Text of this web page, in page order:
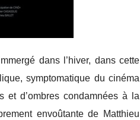
dans l’hiver, dans cette
symptomatique du cinéma
d’ombres condamnées à la
envoûtante de Matthieu